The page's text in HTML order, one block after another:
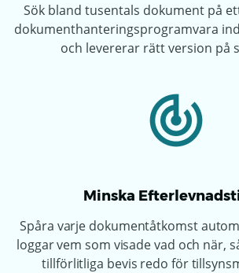
Sök bland tusentals dokument på
dokumenthanteringsprogramvara
och levererar rätt version på
Minska
Spåra varje dokumentåtkomst
loggar vem som visade vad och när,
tillförlitliga bevis redo för